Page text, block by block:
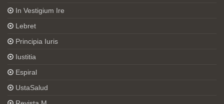
In Vestigium Ire
Lebret
Principia Iuris
Iustitia
Espiral
UstaSalud